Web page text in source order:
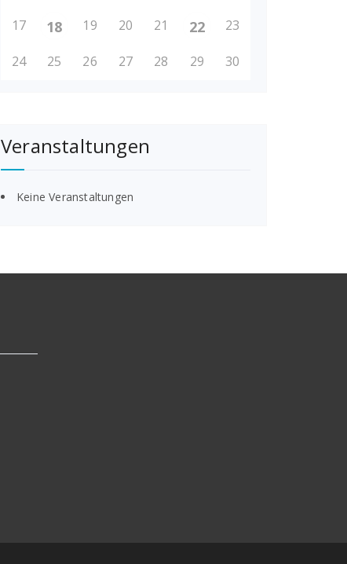
17 18 19 20 21 22 23
24 25 26 27 28 29 30
Veranstaltungen
Keine Veranstaltungen